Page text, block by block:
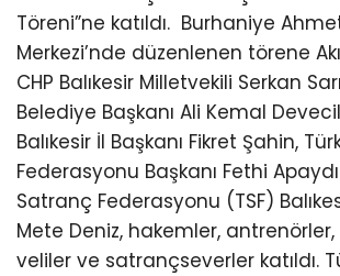
Töreni”ne katıldı. Burhaniye
Merkezi’nde düzenlenen törene
CHP Balıkesir Milletvekili Serkan
Belediye Başkanı Ali Kemal
Balıkesir İl Başkanı Fikret Şahin,
Federasyonu Başkanı Fethi
Satranç Federasyonu (TSF)
Mete Deniz, hakemler,
veliler ve satrançseverler katıldı.